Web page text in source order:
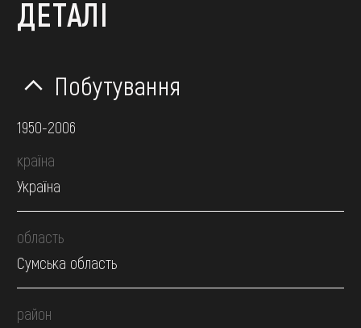
ДЕТАЛІ
Побутування
1950-2006
країна
Україна
область
Сумська область
район